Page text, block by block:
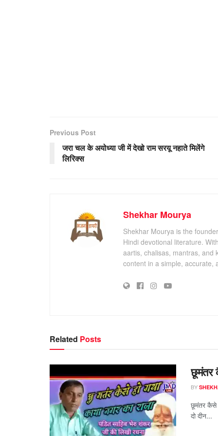
Previous Post
जरा चल के अयोध्या जी में देखो राम सरयू नहाते मिलेंगे
लिरिक्स
Shekhar Mourya
Shekhar Mourya is the
Hindi devotional literature.
aartis, chalisas, mantras, and
content in a simple, accurate,
Related Posts
छूमंतर
BY
छूमंतर कैसे
दो दीन...